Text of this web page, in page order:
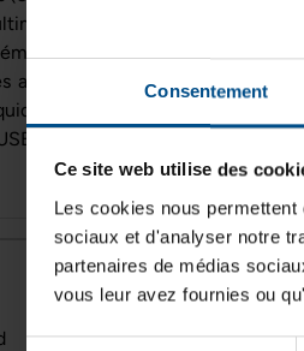
Consentement
Ce site web utilise des
Les cookies nous
sociaux et d'analyser notre
partenaires de médias
vous leur avez fournies ou
et les usages créatifs.
vive et d'un stockage de
applications du quotidien et les
Retina de 12,9 pouces assure
C et sa compatibilité 4G LTE